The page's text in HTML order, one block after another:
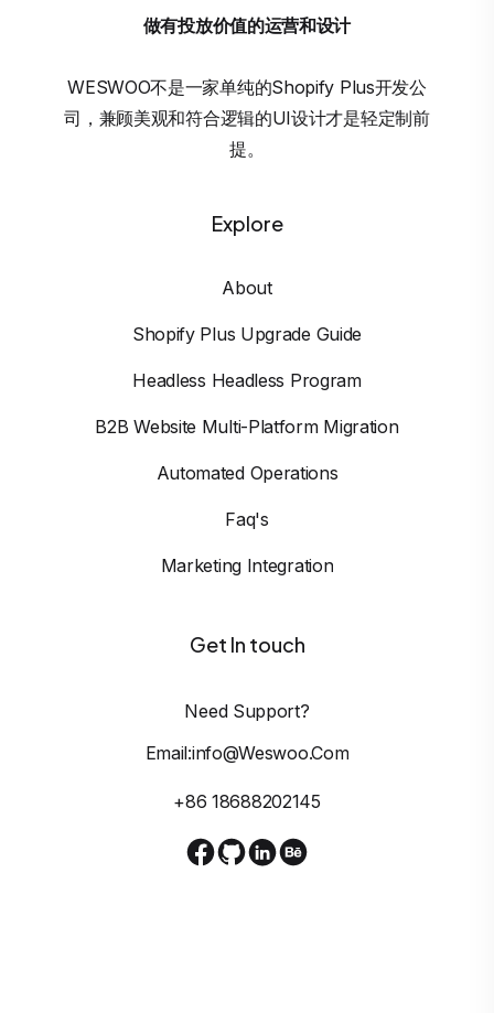
做有投放价值的运营和设计
WESWOO不是一家单纯的Shopify Plus开发公
司，兼顾美观和符合逻辑的UI设计才是轻定制前
提。
Explore
About
Shopify Plus Upgrade Guide
Headless Headless Program
B2B Website Multi-Platform Migration
Automated Operations
Faq's
Marketing Integration
Get In touch
Need Support?
Email:info@weswoo.com
+86 18688202145